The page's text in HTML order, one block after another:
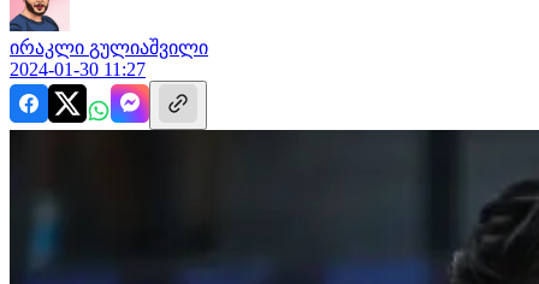
ირაკლი გულიაშვილი
2024-01-30 11:27